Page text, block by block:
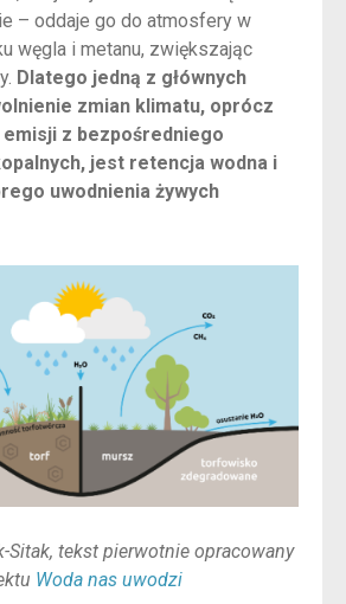
– oddaje go do atmosfery w
węgla i metanu, zwiększając
Dlatego jedną z głównych
zmian klimatu, oprócz
z bezpośredniego
jest retencja wodna i
uwodnienia żywych
Sitak, tekst pierwotnie opracowany
Woda nas uwodzi